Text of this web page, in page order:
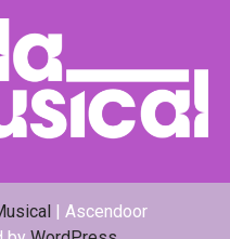
| Ascendoor